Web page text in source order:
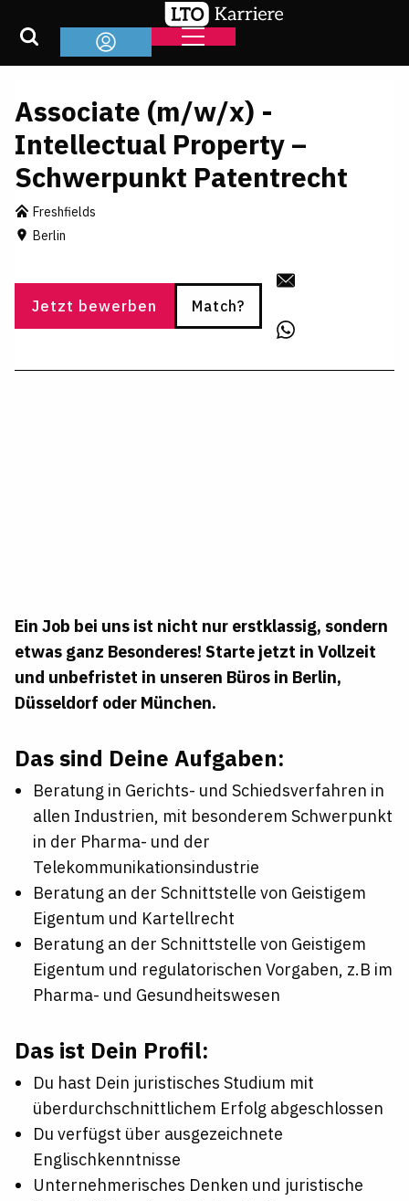
Associate (m/w/x) -
Intellectual Property –
Schwerpunkt Patentrecht
Freshfields
Berlin
Jetzt bewerben Match?
Ein Job bei uns ist nicht nur erstklassig, sondern
etwas ganz Besonderes! Starte jetzt in Vollzeit
und unbefristet in unseren Büros in Berlin,
Düsseldorf oder München.
Das sind Deine Aufgaben:
Beratung in Gerichts- und Schiedsverfahren in
allen Industrien, mit besonderem Schwerpunkt
in der Pharma- und der
Telekommunikationsindustrie
Beratung an der Schnittstelle von Geistigem
Eigentum und Kartellrecht
Beratung an der Schnittstelle von Geistigem
Eigentum und regulatorischen Vorgaben, z.B im
Pharma- und Gesundheitswesen
Das ist Dein Profil:
Du hast Dein juristisches Studium mit
überdurchschnittlichem Erfolg abgeschlossen
Du verfügst über ausgezeichnete
Englischkenntnisse
Unternehmerisches Denken und juristische